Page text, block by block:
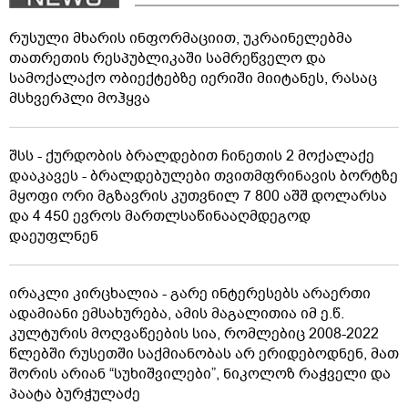
რუსული მხარის ინფორმაციით, უკრაინელებმა
თათრეთის რესპუბლიკაში სამრეწველო და
სამოქალაქო ობიექტებზე იერიში მიიტანეს, რასაც
მსხვერპლი მოჰყვა
შსს - ქურდობის ბრალდებით ჩინეთის 2 მოქალაქე
დააკავეს - ბრალდებულები თვითმფრინავის ბორტზე
მყოფი ორი მგზავრის კუთვნილ 7 800 აშშ დოლარსა
და 4 450 ევროს მართლსაწინააღმდეგოდ
დაეუფლნენ
ირაკლი კირცხალია - გარე ინტერესებს არაერთი
ადამიანი ემსახურება, ამის მაგალითია იმ ე.წ.
კულტურის მოღვაწეების სია, რომლებიც 2008-2022
წლებში რუსეთში საქმიანობას არ ერიდებოდნენ, მათ
შორის არიან “სუხიშვილები”, ნიკოლოზ რაჭველი და
პაატა ბურჭულაძე